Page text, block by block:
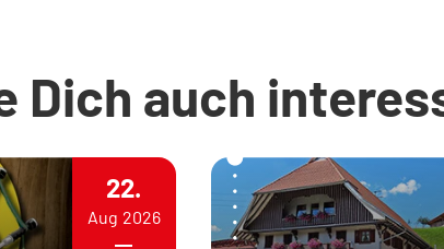
Dich auch
22.
Aug 2026